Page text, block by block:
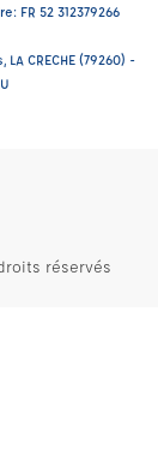
FR 52 312379266
CRECHE (79260) -
réservés